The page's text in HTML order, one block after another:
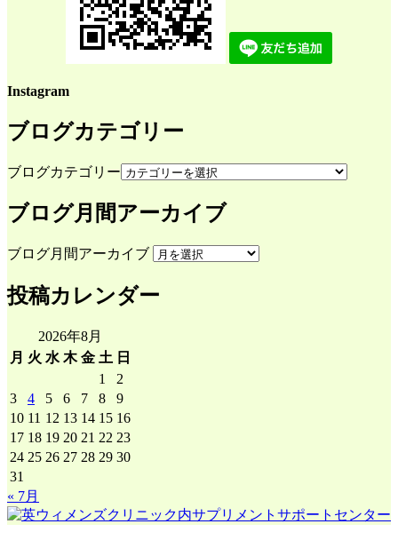
Instagram
ブログカテゴリー
ブログカテゴリー
ブログ月間アーカイブ
ブログ月間アーカイブ
投稿カレンダー
2026年8月
月 火 水 木 金 土 日
1
2
3
4 5 6 7 8
9
10 11 12 13 14 15 16
17 18 19 20 21 22 23
24 25 26 27 28 29 30
31
« 7月